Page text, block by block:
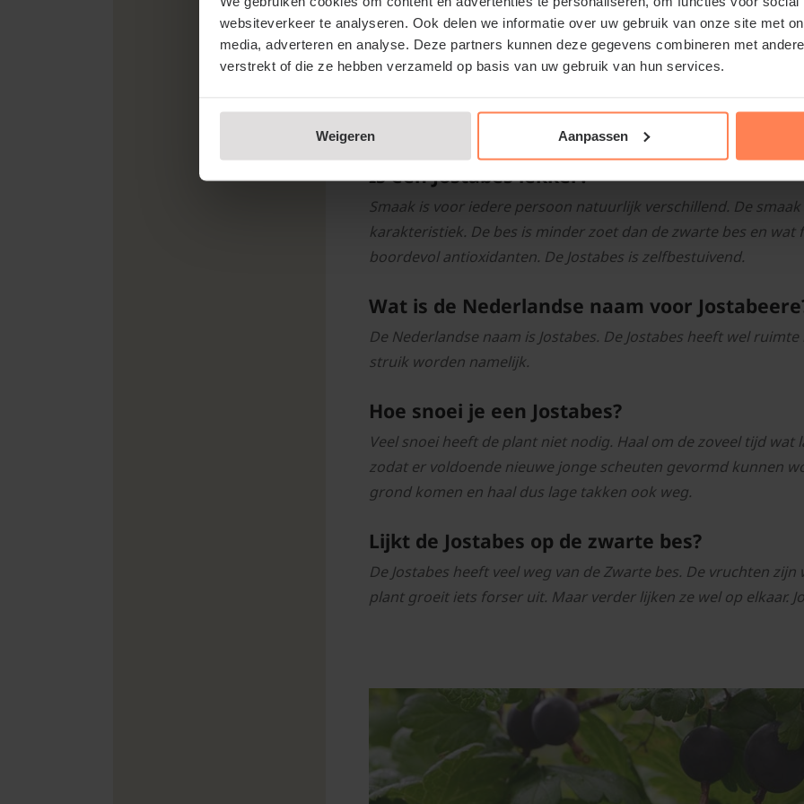
websiteverkeer te analyseren. Ook delen we informatie over uw gebruik van onze site met
media, adverteren en analyse. Deze partners kunnen deze gegevens combineren met
verstrekt of die ze hebben verzameld op basis van uw gebruik van hun services.
Weigeren Aanpassen
Veelgestelde vragen over Jostabes:
Hoe smaakt Jostabes?
De smaak heeft iets weg van de zwarte bes maar is iets
scheuten. De oogst van de vruchten kan verwerkt worden in
Is een Jostabes lekker?
Smaak is voor iedere persoon natuurlijk verschillend. De
karakteristiek. De bes is minder zoet dan de zwarte bes en
boordevol antioxidanten. De Jostabes is zelfbestuivend.
Wat is de Nederlandse naam voor
De Nederlandse naam is Jostabes. De Jostabes heeft wel
struik worden namelijk.
Hoe snoei je een Jostabes?
Veel snoei heeft de plant niet nodig. Haal om de zoveel tijd
zodat er voldoende nieuwe jonge scheuten gevormd kunnen
grond komen en haal dus lage takken ook weg.
Lijkt de Jostabes op de zwarte bes?
De Jostabes heeft veel weg van de Zwarte bes. De vruchten
plant groeit iets forser uit. Maar verder lijken ze wel op elkaar.